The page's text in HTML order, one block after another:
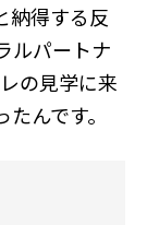
納得する反
ルパートナ
の見学に来
んです。